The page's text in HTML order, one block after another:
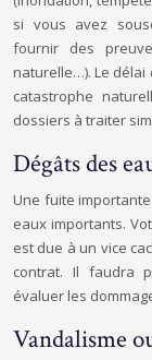
si vous avez
fournir des
naturelle…). Le délai
catastrophe
dossiers à traiter
Dégâts des
Une fuite
eaux importants.
est due à un vice
contrat. Il faudra
évaluer les
Vandalisme